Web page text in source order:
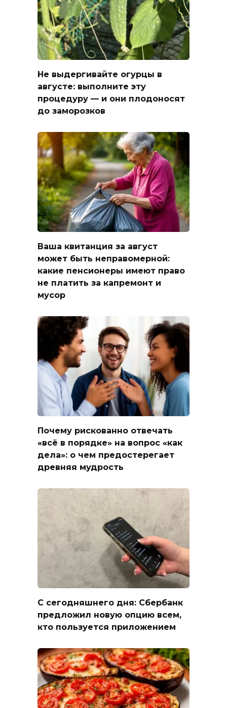
Не выдергивайте огурцы в
августе: выполните эту
процедуру — и они плодоносят
до заморозков
Ваша квитанция за август
может быть неправомерной:
какие пенсионеры имеют право
не платить за капремонт и
мусор
Почему рискованно отвечать
«всё в порядке» на вопрос «как
дела»: о чем предостерегает
древняя мудрость
С сегодняшнего дня: Сбербанк
предложил новую опцию всем,
кто пользуется приложением